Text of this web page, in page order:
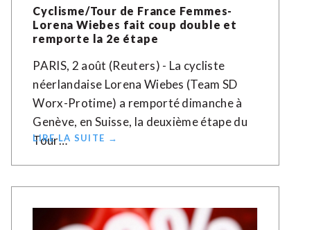
Cyclisme/Tour de France Femmes-
Lorena Wiebes fait coup double et
remporte la 2e étape
PARIS, 2 août (Reuters) - La cycliste
néerlandaise Lorena Wiebes (Team SD
Worx-Protime) a remporté dimanche à
Genève, en Suisse, la deuxième étape du
Tour…
LIRE LA SUITE →